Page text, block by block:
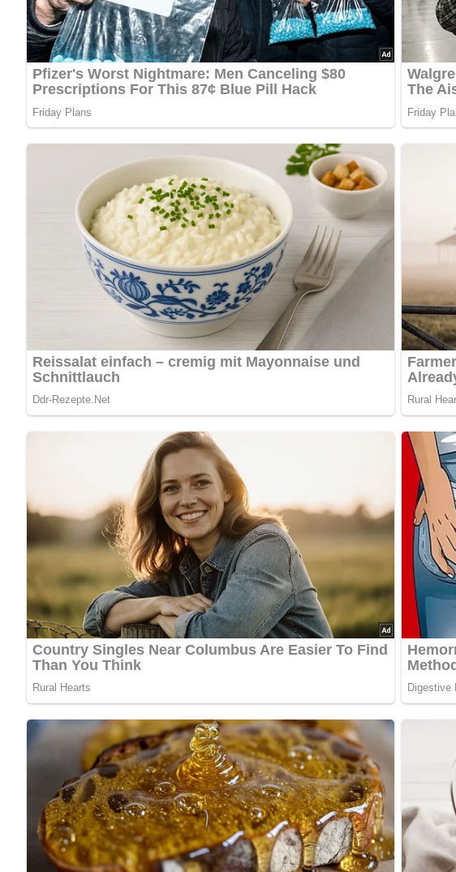
Den Konservenfisch in eine Schüssel geben. Die marinierten
Scheiben schneiden. Den Fisch mit roten Paprikafrüchten und mit
Um den Geschmack des Fisches zu verbessern, kann.man ihn mit
Festtagstisch.
Kennst du schon unser tolles DDR-Quiz?Was weißt du noch alles über die
Jetzt Sterne vergeben – Rezept bewerten
(1 Bewertung)